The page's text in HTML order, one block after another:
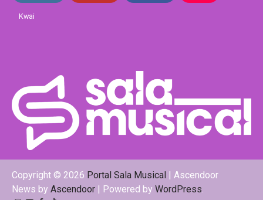
Kwai
Copyright © 2026 Portal Sala Musical
| Ascendoor
News by Ascendoor | Powered by WordPress.